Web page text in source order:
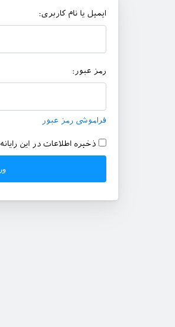
ایمیل یا نام کاربری:
رمز عبور:
فراموشی رمز عبور
ذخیره اطلاعات در این رایانه